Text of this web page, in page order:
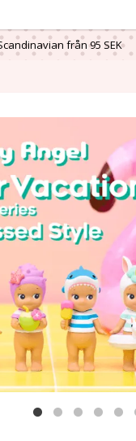
från 95 SEK